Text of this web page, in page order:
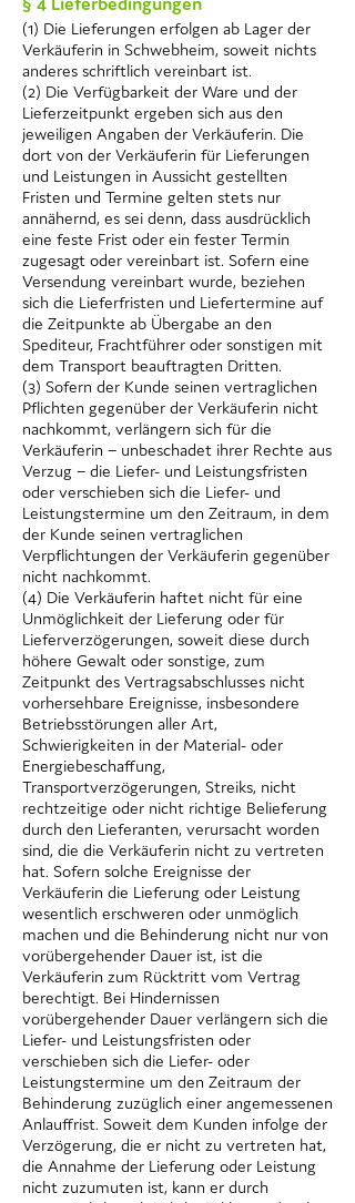
(1) Die Lieferungen erfolgen ab Lager der
Verkäuferin in Schwebheim, soweit nichts
anderes schriftlich vereinbart ist.
(2) Die Verfügbarkeit der Ware und der
Lieferzeitpunkt ergeben sich aus den
jeweiligen Angaben der Verkäuferin. Die
dort von der Verkäuferin für Lieferungen
und Leistungen in Aussicht gestellten
Fristen und Termine gelten stets nur
annähernd, es sei denn, dass ausdrücklich
eine feste Frist oder ein fester Termin
zugesagt oder vereinbart ist. Sofern eine
Versendung vereinbart wurde, beziehen
sich die Lieferfristen und Liefertermine auf
die Zeitpunkte ab Übergabe an den
Spediteur, Frachtführer oder sonstigen mit
dem Transport beauftragten Dritten.
(3) Sofern der Kunde seinen vertraglichen
Pflichten gegenüber der Verkäuferin nicht
nachkommt, verlängern sich für die
Verkäuferin – unbeschadet ihrer Rechte aus
Verzug – die Liefer- und Leistungsfristen
oder verschieben sich die Liefer- und
Leistungstermine um den Zeitraum, in dem
der Kunde seinen vertraglichen
Verpflichtungen der Verkäuferin gegenüber
nicht nachkommt.
(4) Die Verkäuferin haftet nicht für eine
Unmöglichkeit der Lieferung oder für
Lieferverzögerungen, soweit diese durch
höhere Gewalt oder sonstige, zum
Zeitpunkt des Vertragsabschlusses nicht
vorhersehbare Ereignisse, insbesondere
Betriebsstörungen aller Art,
Schwierigkeiten in der Material- oder
Energiebeschaffung,
Transportverzögerungen, Streiks, nicht
rechtzeitige oder nicht richtige Belieferung
durch den Lieferanten, verursacht worden
sind, die die Verkäuferin nicht zu vertreten
hat. Sofern solche Ereignisse der
Verkäuferin die Lieferung oder Leistung
wesentlich erschweren oder unmöglich
machen und die Behinderung nicht nur von
vorübergehender Dauer ist, ist die
Verkäuferin zum Rücktritt vom Vertrag
berechtigt. Bei Hindernissen
vorübergehender Dauer verlängern sich die
Liefer- und Leistungsfristen oder
verschieben sich die Liefer- oder
Leistungstermine um den Zeitraum der
Behinderung zuzüglich einer angemessenen
Anlauffrist. Soweit dem Kunden infolge der
Verzögerung, die er nicht zu vertreten hat,
die Annahme der Lieferung oder Leistung
nicht zuzumuten ist, kann er durch